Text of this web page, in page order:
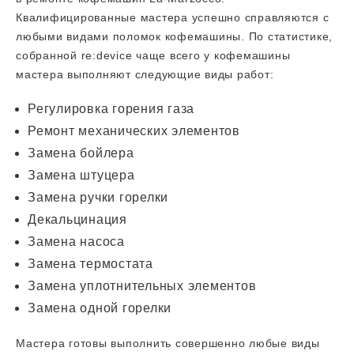
Квалифицированные мастера успешно справляются с
любыми видами поломок кофемашины. По статистике,
собранной re:device чаще всего у кофемашины
мастера выполняют следующие виды работ:
Регулировка горения газа
Ремонт механических элементов
Замена бойлера
Замена штуцера
Замена ручки горелки
Декальцинация
Замена насоса
Замена термостата
Замена уплотнительных элементов
Замена одной горелки
Мастера готовы выполнить совершенно любые виды